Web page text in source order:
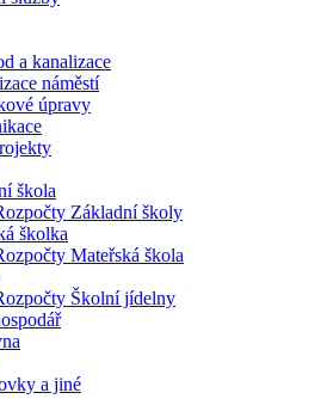
a kanalizace
náměstí
úpravy
škola
Základní školy
školka
Mateřská škola
Školní jídelny
a jiné